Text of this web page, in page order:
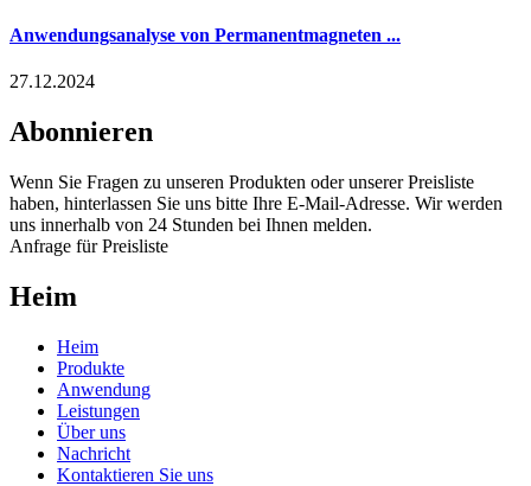
Anwendungsanalyse von Permanentmagneten ...
27.12.2024
Abonnieren
Wenn Sie Fragen zu unseren Produkten oder unserer Preisliste
haben, hinterlassen Sie uns bitte Ihre E-Mail-Adresse. Wir werden
uns innerhalb von 24 Stunden bei Ihnen melden.
Anfrage für Preisliste
Heim
Heim
Produkte
Anwendung
Leistungen
Über uns
Nachricht
Kontaktieren Sie uns